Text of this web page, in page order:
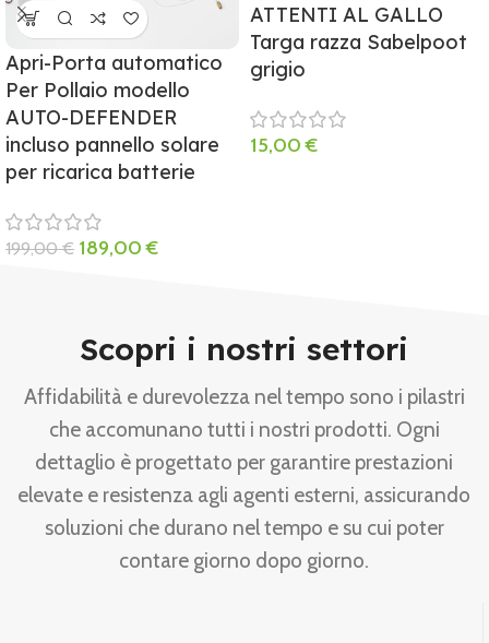
Apri-Porta automatico
Per Pollaio modello
AUTO-DEFENDER
incluso pannello solare
per ricarica batterie
199,00€ 189,00€
ATTENTI AL GALLO
Targa razza Sabelpoot
grigio
15,00€
Scopri i nostri settori
Affidabilità e durevolezza nel tempo sono i pilastri
che accomunano tutti i nostri prodotti. Ogni
dettaglio è progettato per garantire prestazioni
elevate e resistenza agli agenti esterni, assicurando
soluzioni che durano nel tempo e su cui poter
contare giorno dopo giorno.